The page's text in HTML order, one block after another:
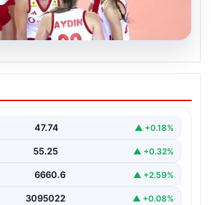
Fransa’yı Yenilmez
hazırlık maçlarında gösterdiği üstün
47.74 ▲ +0.18%
55.25 ▲ +0.32%
6660.6 ▲ +2.59%
3095022 ▲ +0.08%